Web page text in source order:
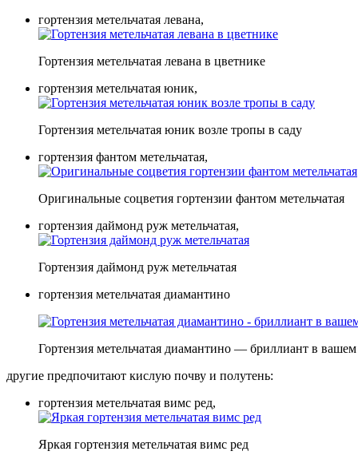
гортензия метельчатая левана,
Гортензия метельчатая левана в цветнике
гортензия метельчатая юник,
Гортензия метельчатая юник возле тропы в саду
гортензия фантом метельчатая,
Оригинальные соцветия гортензии фантом метельчатая
гортензия даймонд руж метельчатая,
Гортензия даймонд руж метельчатая
гортензия метельчатая диамантино
Гортензия метельчатая диамантино — бриллиант в вашем
другие предпочитают кислую почву и полутень:
гортензия метельчатая вимс ред,
Яркая гортензия метельчатая вимс ред